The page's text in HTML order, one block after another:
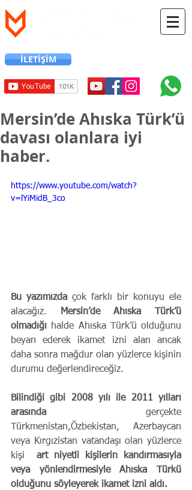
İLETİŞİM
Mersin’de Ahıska Türk’ü
davası olanlara iyi
haber.
https://www.youtube.com/watch?
v=lYiMidB_3co
Bu yazımızda çok farklı bir konuyu ele
alacağız.
Mersin’de Ahıska Türk’ü
olmadığı halde Ahıska Türk’ü olduğunu
beyan ederek ikamet izni alan ancak
daha sonra mağdur olan yüzlerce kişinin
durumu değerlendireceğiz.
Bilindiği gibi 2008 yılı ile 2011 yılları
arasında gerçekte
Türkmenistan,Özbekistan, Azerbaycan
veya Kırgızistan vatandaşı olan yüzlerce
kişi art niyetli kişilerin kandırmasıyla
veya yönlendirmesiyle Ahıska Türkü
olduğunu söyleyerek ikamet izni aldı.